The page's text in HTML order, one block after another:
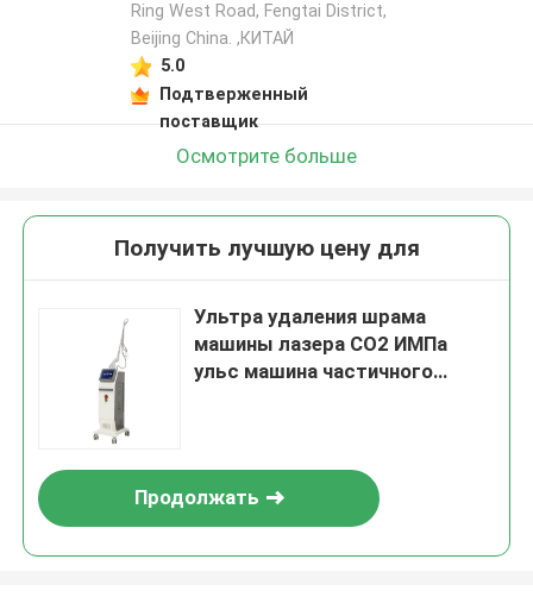
Ring West Road, Fengtai District,
Beijing China. ,КИТАЙ
5.0
Подтверженный
поставщик
Осмотрите больше
Получить лучшую цену для
Ультра удаления шрама
машины лазера СО2 ИМПа
ульс машина частичного
Продолжать